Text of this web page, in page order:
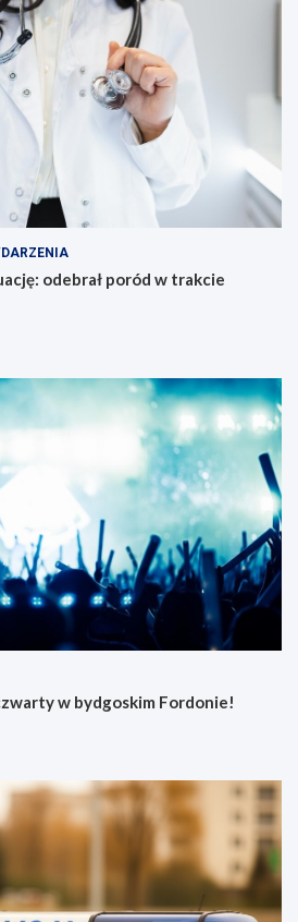
odebrał poród w trakcie
w bydgoskim Fordonie!